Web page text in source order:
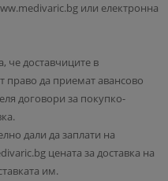
или електронна
че доставчиците в
право да приемат авансово
договори за покупко-
дали да заплати на
цената за доставка на
им.